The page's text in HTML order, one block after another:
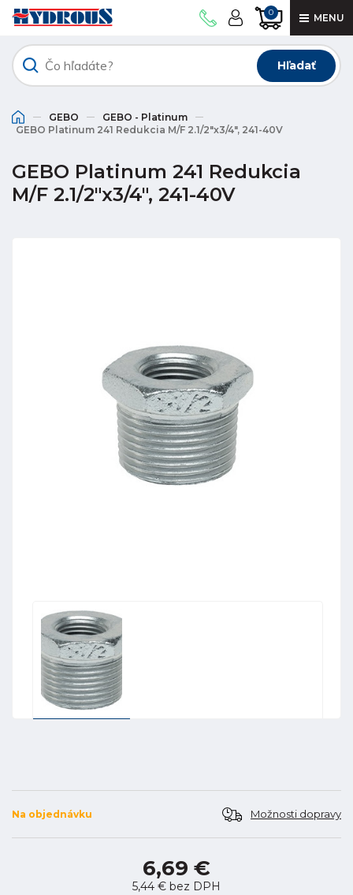
0 MENU
Hľadať
GEBO
GEBO - Platinum
GEBO Platinum 241 Redukcia M/F 2.1/2"x3/4", 241-40V
GEBO Platinum 241 Redukcia
M/F 2.1/2"x3/4", 241-40V
Na objednávku Možnosti dopravy
6,69 €
5,44 € bez DPH